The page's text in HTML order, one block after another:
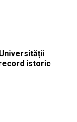
istoric